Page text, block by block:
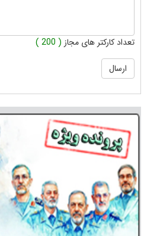
تعداد کارکتر های مجاز ( 200 )